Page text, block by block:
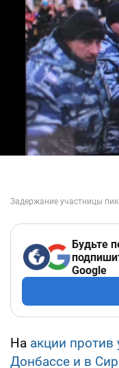
Будьте
Google
На акции против
Донбассе и в